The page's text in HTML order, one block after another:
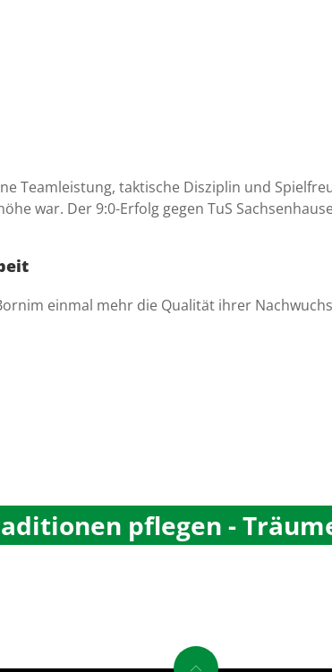
Teamleistung, taktische Disziplin und
war. Der 9:0-Erfolg gegen TuS
einmal mehr die Qualität ihrer
pflegen -